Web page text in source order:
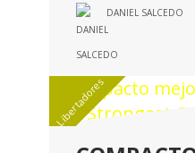
DANIEL SALCEDO
Libertadores